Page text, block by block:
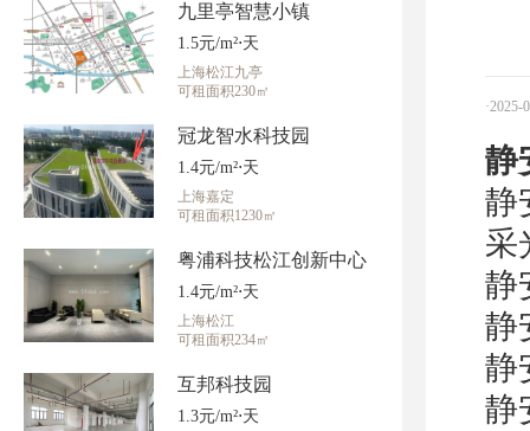
九里亭智慧小镇
1.5元/m²⋅天
上海松江九亭
可租面积230㎡
冠龙智水科技园
1.4元/m²⋅天
上海嘉定
可租面积1230㎡
粤浦科技松江创新中心
1.4元/m²⋅天
上海松江
可租面积234㎡
互邦科技园
1.3元/m²⋅天
·2025-
静
静
采
静
静
静
静